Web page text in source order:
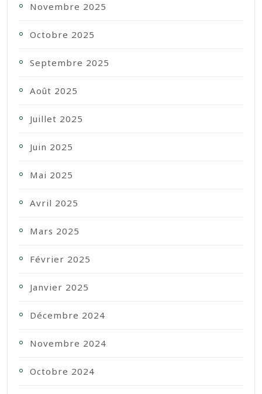
Novembre 2025
Octobre 2025
Septembre 2025
Août 2025
Juillet 2025
Juin 2025
Mai 2025
Avril 2025
Mars 2025
Février 2025
Janvier 2025
Décembre 2024
Novembre 2024
Octobre 2024